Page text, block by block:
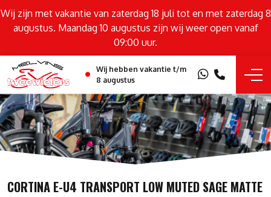
Wij zijn met vakantie van zaterdag 18 juli tot en met zaterdag 8
augustus. Maandag 10 augustus zijn wij weer open vanaf
09:00 uur.
Wij hebben vakantie t/m
8 augustus
CORTINA E-U4 TRANSPORT LOW MUTED SAGE MATTE